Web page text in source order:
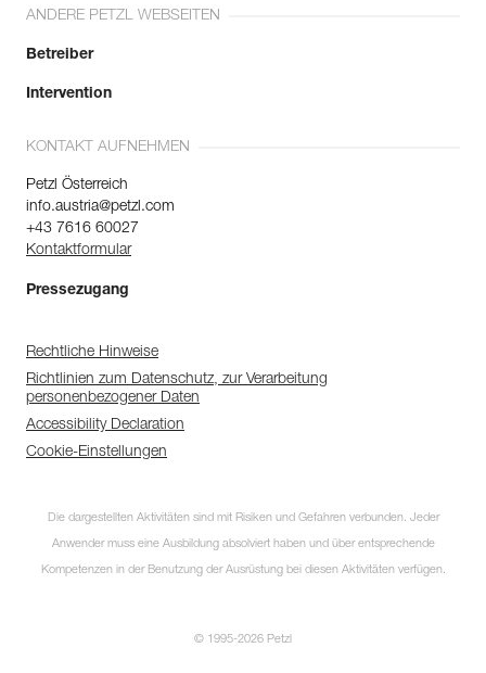
ANDERE PETZL WEBSEITEN
Betreiber
Intervention
KONTAKT AUFNEHMEN
Petzl Österreich
info.austria@petzl.com
+43 7616 60027
Kontaktformular
Pressezugang
Rechtliche Hinweise
Richtlinien zum Datenschutz, zur Verarbeitung
personenbezogener Daten
Accessibility Declaration
Cookie-Einstellungen
Die dargestellten Aktivitäten sind mit Risiken und Gefahren verbunden. Jeder
Anwender muss eine Ausbildung absolviert haben und über entsprechende
Kompetenzen in der Benutzung der Ausrüstung bei diesen Aktivitäten verfügen.
© 1995-2026 Petzl